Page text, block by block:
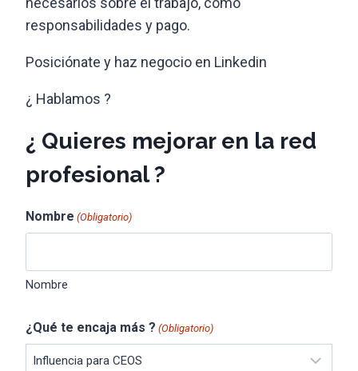
responsabilidades y pago.
Posiciónate y haz negocio en Linkedin
¿ Hablamos ?
¿ Quieres mejorar en la red
profesional ?
Nombre (Obligatorio)
Nombre
¿Qué te encaja más ? (Obligatorio)